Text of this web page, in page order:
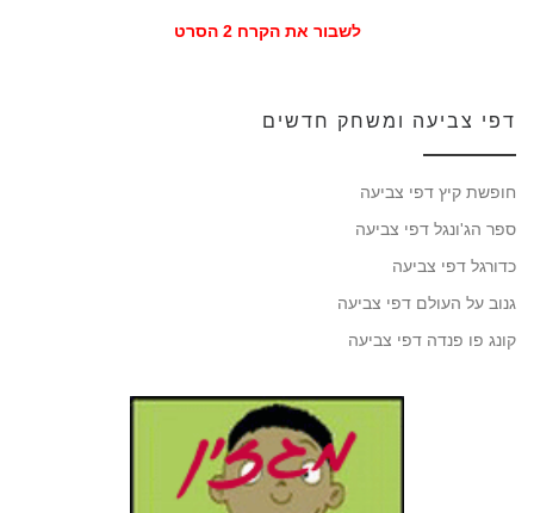
לשבור את הקרח 2 הסרט
דפי צביעה ומשחק חדשים
חופשת קיץ דפי צביעה
ספר הג'ונגל דפי צביעה
כדורגל דפי צביעה
גנוב על העולם דפי צביעה
קונג פו פנדה דפי צביעה